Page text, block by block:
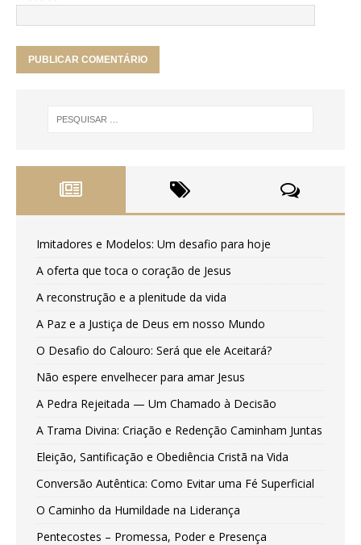
Imitadores e Modelos: Um desafio para hoje
A oferta que toca o coração de Jesus
A reconstrução e a plenitude da vida
A Paz e a Justiça de Deus em nosso Mundo
O Desafio do Calouro: Será que ele Aceitará?
Não espere envelhecer para amar Jesus
A Pedra Rejeitada — Um Chamado à Decisão
A Trama Divina: Criação e Redenção Caminham Juntas
Eleição, Santificação e Obediência Cristã na Vida
Conversão Autêntica: Como Evitar uma Fé Superficial
O Caminho da Humildade na Liderança
Pentecostes – Promessa, Poder e Presença